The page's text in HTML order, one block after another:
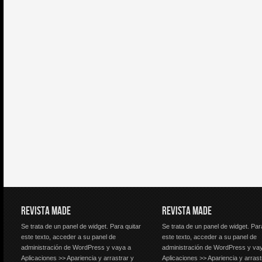
REVISTA MADE
Se trata de un panel de widget. Para quitar
este texto, acceder a su panel de
administración de WordPress y vaya a
Aplicaciones >> Apariencia y arrastrar y
REVISTA MADE
Se trata de un panel de widget.
este texto, acceder a su panel de
administración de WordPress y
Aplicaciones >> Apariencia y